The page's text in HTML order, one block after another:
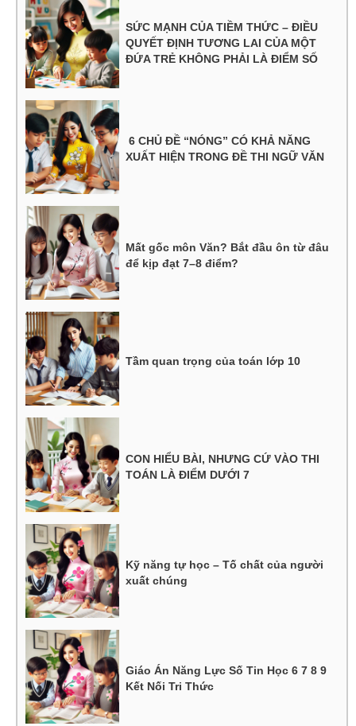
SỨC MẠNH CỦA TIỀM THỨC – ĐIỀU
QUYẾT ĐỊNH TƯƠNG LAI CỦA MỘT
ĐỨA TRẺ KHÔNG PHẢI LÀ ĐIỂM SỐ
6 CHỦ ĐỀ “NÓNG” CÓ KHẢ NĂNG
XUẤT HIỆN TRONG ĐỀ THI NGỮ VĂN
Mất gốc môn Văn? Bắt đầu ôn từ đâu
để kịp đạt 7–8 điểm?
Tầm quan trọng của toán lớp 10
CON HIỂU BÀI, NHƯNG CỨ VÀO THI
TOÁN LÀ ĐIỂM DƯỚI 7
Kỹ năng tự học – Tố chất của người
xuất chúng
Giáo Án Năng Lực Số Tin Học 6 7 8 9
Kết Nối Tri Thức